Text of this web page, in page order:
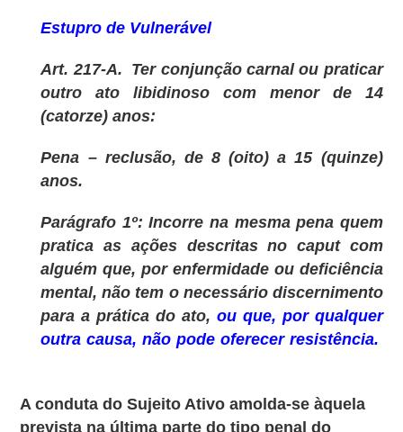
Estupro de Vulnerável
Art. 217-A. Ter conjunção carnal ou praticar
outro ato libidinoso com menor de 14
(catorze) anos:
Pena – reclusão, de 8 (oito) a 15 (quinze)
anos.
Parágrafo 1º: Incorre na mesma pena quem
pratica as ações descritas no caputcom
alguém que, por enfermidade ou deficiência
mental, não tem o necessário discernimento
para a prática do ato, ou que, por qualquer
outra causa, não pode oferecer resistência.
A conduta do Sujeito Ativo amolda-se àquela
prevista na última parte do tipo penal do